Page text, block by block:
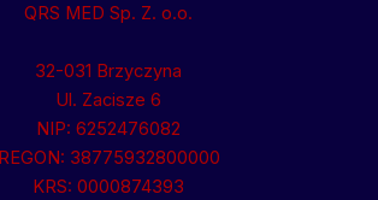
QRS MED Sp. Z. o.o.
32-031 Brzyczyna
Ul. Zacisze 6
NIP: 6252476082
REGON: 38775932800000
KRS: 0000874393